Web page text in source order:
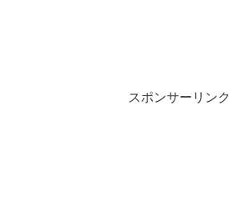
スポンサーリンク